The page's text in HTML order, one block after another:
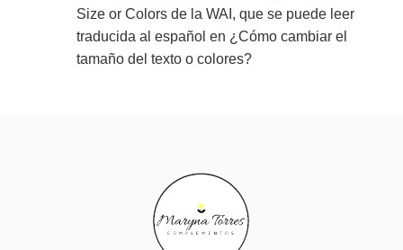
Size or Colors de la WAI, que se puede leer
traducida al español en ¿Cómo cambiar el
tamaño del texto o colores?